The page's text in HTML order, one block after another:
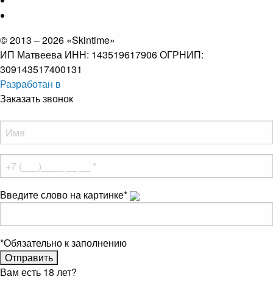
© 2013 – 2026 «Skintime»
ИП Матвеева ИНН: 143519617906 ОГРНИП:
309143517400131
Разработан в
Заказать звонок
Введите слово на картинке*
*Обязательно к заполнению
Вам есть 18 лет?